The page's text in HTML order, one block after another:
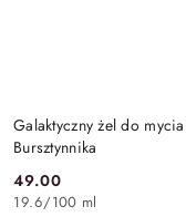
Galaktyczny żel do
Bursztynnika
Cena:
49.00
19.6/100 ml